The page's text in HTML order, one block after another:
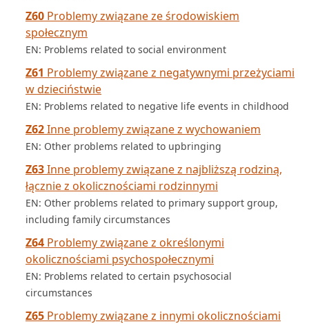
Z60 Problemy związane ze środowiskiem
społecznym
EN: Problems related to social environment
Z61 Problemy związane z negatywnymi przeżyciami
w dzieciństwie
EN: Problems related to negative life events in childhood
Z62Inne problemy związane z wychowaniem
EN: Other problems related to upbringing
Z63Inne problemy związane z najbliższą rodziną,
łącznie z okolicznościami rodzinnymi
EN: Other problems related to primary support group,
including family circumstances
Z64 Problemy związane z określonymi
okolicznościami psychospołecznymi
EN: Problems related to certain psychosocial
circumstances
Z65 Problemy związane z innymi okolicznościami